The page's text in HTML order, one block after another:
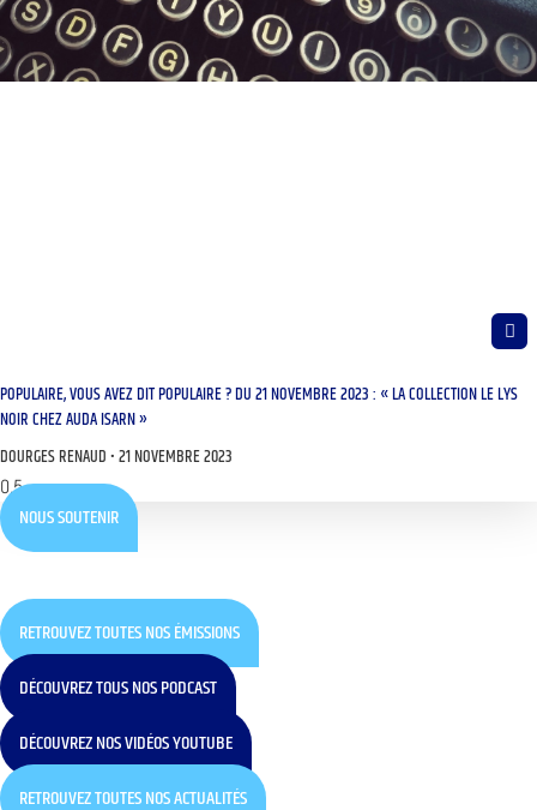
POPULAIRE, VOUS AVEZ DIT POPULAIRE ? DU 21 NOVEMBRE 2023 : « LA COLLECTION LE LYS
NOIR CHEZ AUDA ISARN »
DOURGES RENAUD 21 NOVEMBRE 2023
NOUS SOUTENIR
RETROUVEZ TOUTES NOS ÉMISSIONS
DÉCOUVREZ TOUS NOS PODCAST
DÉCOUVREZ NOS VIDÉOS YOUTUBE
RETROUVEZ TOUTES NOS ACTUALITÉS